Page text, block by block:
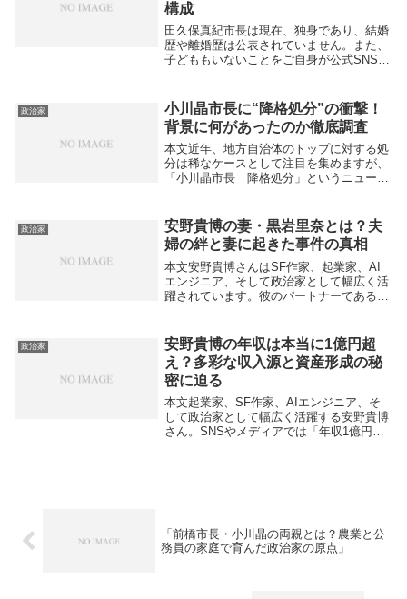
構成
田久保真紀市長は現在、独身であり、結婚
歴や離婚歴は公表されていません。また、
子どももいないことをご自身が公式SNSや
の女性市長として話題を集める田久保真紀
市長...
政治家
小川晶市長に“降格処分”の衝撃！
背景に何があったのか徹底調査
本文近年、地方自治体のトップに対する処
分は稀なケースとして注目を集めますが、
「小川晶市長 降格処分」というニュース
大きな影響を与える存在であり、その人物
が処分対象と...
政治家
安野貴博の妻・黒岩里奈とは？夫
婦の絆と妻に起きた事件の真相
本文安野貴博さんはSF作家、起業家、AI
エンジニア、そして政治家として幅広く活
躍されています。彼のパートナーである
ます。その黒岩里奈さんですが、2025年6
月に東京都...
政治家
安野貴博の年収は本当に1億円超
え？多彩な収入源と資産形成の秘
密に迫る
本文起業家、SF作家、AIエンジニア、そ
して政治家として幅広く活躍する安野貴博
さん。SNSやメディアでは「年収1億円超
「前橋市長・小川晶の両親とは？農業と公
務員の家庭で育んだ政治家の原点」